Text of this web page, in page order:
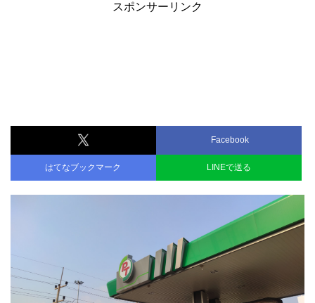
スポンサーリンク
Facebook
はてなブックマーク LINEで送る